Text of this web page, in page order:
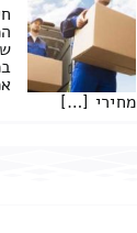
מחירי […]